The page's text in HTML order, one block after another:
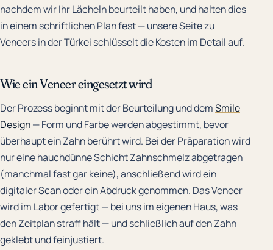
nachdem wir Ihr Lächeln beurteilt haben, und halten dies
in einem schriftlichen Plan fest — unsere Seite zu
Veneers in der Türkei schlüsselt die Kosten im Detail auf.
Wie ein Veneer eingesetzt wird
Der Prozess beginnt mit der Beurteilung und demSmile
Design— Form und Farbe werden abgestimmt, bevor
überhaupt ein Zahn berührt wird. Bei der Präparation wird
nur eine hauchdünne Schicht Zahnschmelz abgetragen
(manchmal fast gar keine), anschließend wird ein
digitaler Scan oder ein Abdruck genommen. Das Veneer
wird im Labor gefertigt — bei uns im eigenen Haus, was
den Zeitplan straff hält — und schließlich auf den Zahn
geklebt und feinjustiert.